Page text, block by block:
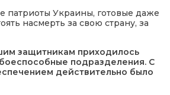
патриоты Украины, готовые даже
насмерть за свою страну, за
защитникам приходилось
подразделения. С
действительно было